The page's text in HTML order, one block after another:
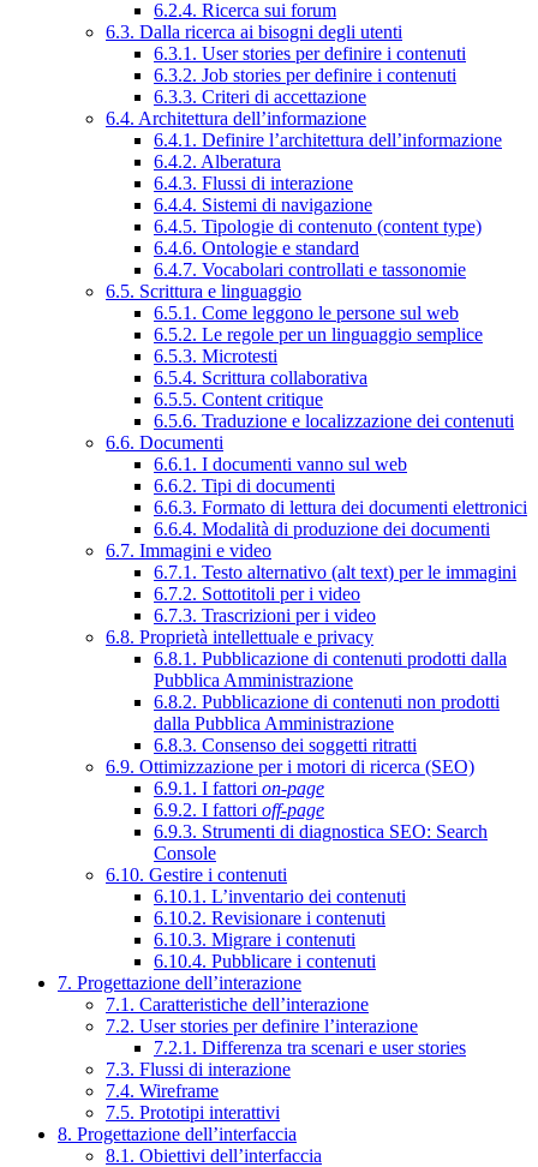
6.2.4. Ricerca sui forum
6.3. Dalla ricerca ai bisogni degli utenti
6.3.1. User stories per definire i contenuti
6.3.2. Job stories per definire i contenuti
6.3.3. Criteri di accettazione
6.4. Architettura dell’informazione
6.4.1. Definire l’architettura dell’informazione
6.4.2. Alberatura
6.4.3. Flussi di interazione
6.4.4. Sistemi di navigazione
6.4.5. Tipologie di contenuto (content type)
6.4.6. Ontologie e standard
6.4.7. Vocabolari controllati e tassonomie
6.5. Scrittura e linguaggio
6.5.1. Come leggono le persone sul web
6.5.2. Le regole per un linguaggio semplice
6.5.3. Microtesti
6.5.4. Scrittura collaborativa
6.5.5. Content critique
6.5.6. Traduzione e localizzazione dei contenuti
6.6. Documenti
6.6.1. I documenti vanno sul web
6.6.2. Tipi di documenti
6.6.3. Formato di lettura dei documenti elettronici
6.6.4. Modalità di produzione dei documenti
6.7. Immagini e video
6.7.1. Testo alternativo (alt text) per le immagini
6.7.2. Sottotitoli per i video
6.7.3. Trascrizioni per i video
6.8. Proprietà intellettuale e privacy
6.8.1. Pubblicazione di contenuti prodotti dalla
Pubblica Amministrazione
6.8.2. Pubblicazione di contenuti non prodotti
dalla Pubblica Amministrazione
6.8.3. Consenso dei soggetti ritratti
6.9. Ottimizzazione per i motori di ricerca (SEO)
6.9.1. I fattori on-page
6.9.2. I fattori off-page
6.9.3. Strumenti di diagnostica SEO: Search
Console
6.10. Gestire i contenuti
6.10.1. L’inventario dei contenuti
6.10.2. Revisionare i contenuti
6.10.3. Migrare i contenuti
6.10.4. Pubblicare i contenuti
7. Progettazione dell’interazione
7.1. Caratteristiche dell’interazione
7.2. User stories per definire l’interazione
7.2.1. Differenza tra scenari e user stories
7.3. Flussi di interazione
7.4. Wireframe
7.5. Prototipi interattivi
8. Progettazione dell’interfaccia
8.1. Obiettivi dell’interfaccia